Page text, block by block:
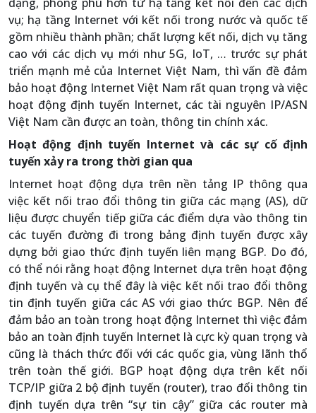
vụ; hạ tầng Internet với kết nối trong nước và quốc tế
gồm nhiều thành phần; chất lượng kết nối, dịch vụ tăng
cao với các dịch vụ mới như 5G, IoT, … trước sự phát
triển mạnh mẻ của Internet Việt Nam, thì vấn đề đảm
bảo hoạt động Internet Việt Nam rất quan trọng và việc
hoạt động định tuyến Internet, các tài nguyên IP/ASN
Việt Nam cần được an toàn, thông tin chính xác.
Hoạt động định tuyến Internet và các sự cố định
tuyến xảy ra trong thời gian qua
Internet hoạt động dựa trên nền tảng IP thông qua
việc kết nối trao đổi thông tin giữa các mạng (AS), dữ
liệu được chuyển tiếp giữa các điểm dựa vào thông tin
các tuyến đường đi trong bảng định tuyến được xây
dựng bởi giao thức định tuyến liên mạng BGP. Do đó,
có thể nói rằng hoạt động Internet dựa trên hoạt động
định tuyến và cụ thể đây là việc kết nối trao đổi thông
tin định tuyến giữa các AS với giao thức BGP. Nên để
đảm bảo an toàn trong hoạt động Internet thì việc đảm
bảo an toàn định tuyến Internet là cực kỳ quan trọng và
cũng là thách thức đối với các quốc gia, vùng lãnh thổ
trên toàn thế giới. BGP hoạt động dựa trên kết nối
TCP/IP giữa 2 bộ định tuyến (router), trao đổi thông tin
định tuyến dựa trên “sự tin cậy” giữa các router mà